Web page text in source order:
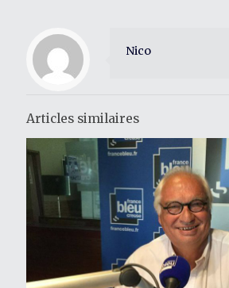
Nico
Articles similaires